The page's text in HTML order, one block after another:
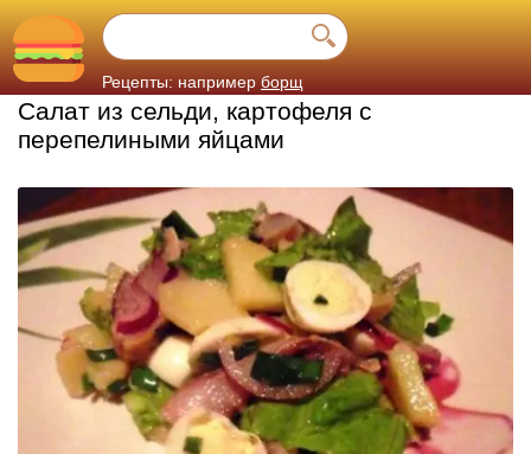
Рецепты: например борщ
Салат из сельди, картофеля с
перепелиными яйцами